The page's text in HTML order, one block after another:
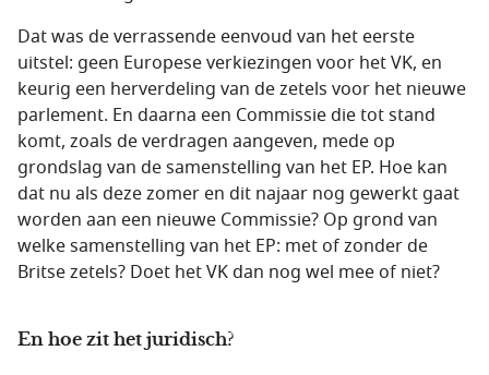
Dat was de verrassende eenvoud van het eerste
uitstel: geen Europese verkiezingen voor het VK, en
keurig een herverdeling van de zetels voor het nieuwe
parlement. En daarna een Commissie die tot stand
komt, zoals de verdragen aangeven, mede op
grondslag van de samenstelling van het EP. Hoe kan
dat nu als deze zomer en dit najaar nog gewerkt gaat
worden aan een nieuwe Commissie? Op grond van
welke samenstelling van het EP: met of zonder de
Britse zetels? Doet het VK dan nog wel mee of niet?
En hoe zit het juridisch?